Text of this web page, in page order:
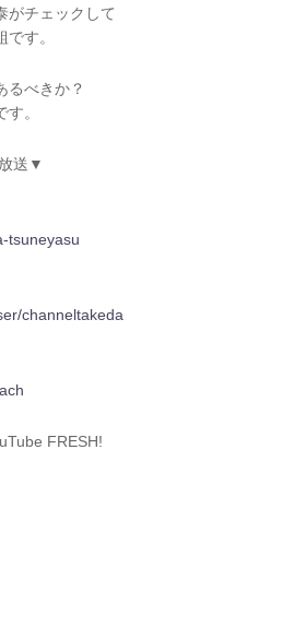
がチェックして
す。
るべきか？
。
送▼
tsuneyasu
channeltakeda
FRESH!